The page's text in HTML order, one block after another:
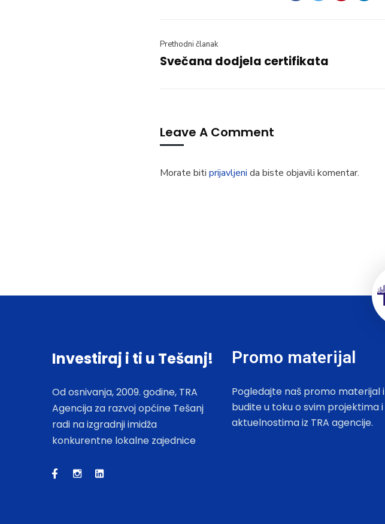
Prethodni članak
Svečana dodjela certifikata
Leave A Comment
Morate biti prijavljeni da biste objavili komentar.
Investiraj i ti u Tešanj!
Od osnivanja, 2009. godine, TRA
Agencija za razvoj općine Tešanj
radi na izgradnji imidža
konkurentne lokalne zajednice
Promo materijal
Pogledajte naš promo materijal i
budite u toku o svim projektima i
aktuelnostima iz TRA agencije.